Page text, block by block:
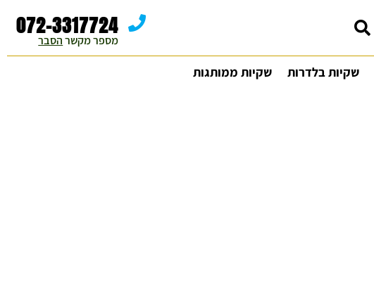
072-3317724
מספר מקשר הסבר
שקיות בלדרות שקיות ממותגות